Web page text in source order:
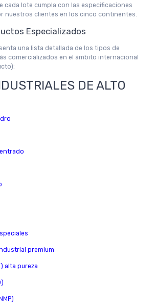
cada lote cumpla con las especificaciones
nuestros clientes en los cinco continentes.
Especializados
una lista detallada de los tipos de
comercializados en el ámbito internacional
DE ALTO
premium
alta pureza